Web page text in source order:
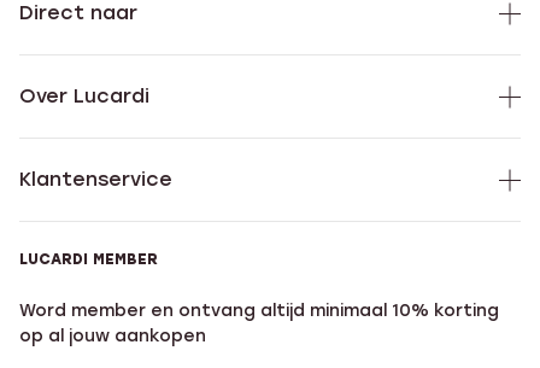
Direct naar
Over Lucardi
Klantenservice
LUCARDI MEMBER
Word member en ontvang altijd minimaal 10% korting
op al jouw aankopen